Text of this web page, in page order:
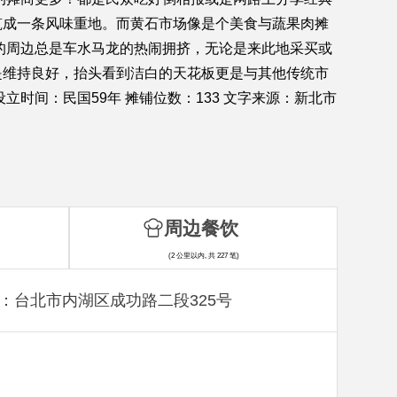
一条风味重地。而黄石市场像是个美食与蔬果肉摊
边总是车水马龙的热闹拥挤，无论是来此地采买或
持良好，抬头看到洁白的天花板更是与其他传统市
时间：民国59年 摊铺位数：133 文字来源：新北市
台北市内湖区成功路二段325号
周边餐饮
(2 公里以内, 共 227 笔)